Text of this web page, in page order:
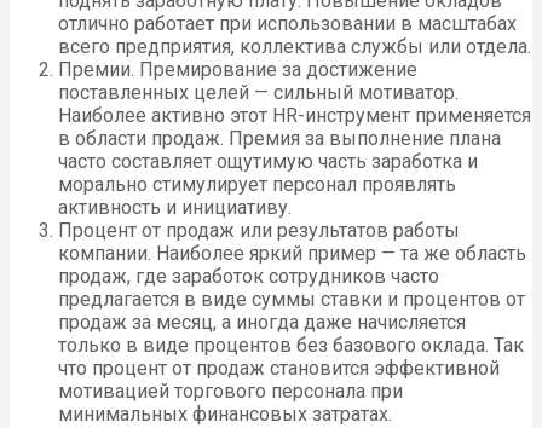
отлично работает при использовании в масштабах
всего предприятия, коллектива службы или отдела.
Премии. Премирование за достижение
поставленных целей — сильный мотиватор.
Наиболее активно этот HR-инструмент применяется
в области продаж. Премия за выполнение плана
часто составляет ощутимую часть заработка и
морально стимулирует персонал проявлять
активность и инициативу.
Процент от продаж или результатов работы
компании. Наиболее яркий пример — та же область
продаж, где заработок сотрудников часто
предлагается в виде суммы ставки и процентов от
продаж за месяц, а иногда даже начисляется
только в виде процентов без базового оклада. Так
что процент от продаж становится эффективной
мотивацией торгового персонала при
минимальных финансовых затратах.